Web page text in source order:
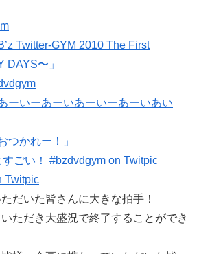
Twitter-GYM 2010 The First
DAYS〜」
ーいーあーいあーいーあーいあい
つかれー！」
ごい！ #bzdvdgym on Twitpic
Twitpic
だいた皆さんに大きな拍手！
ただき大盛況で終了することができ